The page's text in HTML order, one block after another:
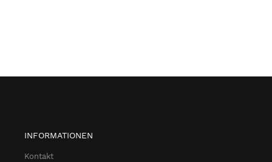
INFORMATIONEN
Kontakt